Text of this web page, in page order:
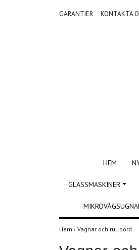
GARANTIER KONTAKTA
HEM
GLASSMASKINER
Hem › Vagnar och rullbord